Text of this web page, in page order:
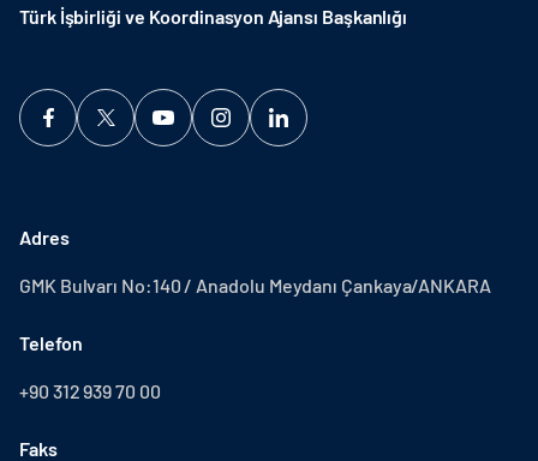
Türk İşbirliği ve Koordinasyon Ajansı Başkanlığı
Adres
GMK Bulvarı No:140 / Anadolu Meydanı Çankaya/ANKARA
Telefon
+90 312 939 70 00
Faks